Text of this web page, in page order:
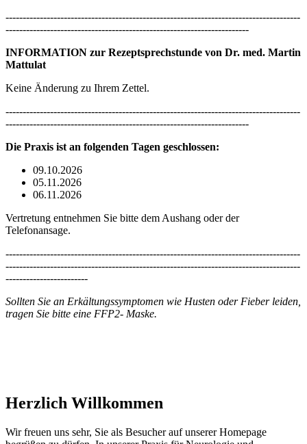
--------------------------------------------------------------------------------------
-----------------------------------------------------------------------
INFORMATION zur Rezeptsprechstunde von Dr. med. Martin
Mattulat
Keine Änderung zu Ihrem Zettel.
--------------------------------------------------------------------------------------
-----------------------------------------------------------------------
Die Praxis ist an folgenden Tagen geschlossen:
09.10.2026
05.11.2026
06.11.2026
Vertretung entnehmen Sie bitte dem Aushang oder der
Telefonansage.
--------------------------------------------------------------------------------------
--------------------------------------------------------------------------------------
------------------------
Sollten Sie an Erkältungssymptomen wie Husten oder Fieber leiden,
tragen Sie bitte eine FFP2- Maske.
Herzlich Willkommen
Wir freuen uns sehr, Sie als Besucher auf unserer Homepage